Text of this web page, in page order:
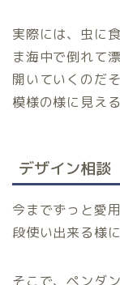
実際には、虫に
ま海中で倒れて
開いていくのだそ
模様の様に見え
デザイン相談
今までずっと愛
段使い出来る様
そこで、ペンダ